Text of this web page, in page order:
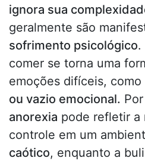
ignora sua
geralmente são
sofrimento psicológico.
comer se torna uma
emoções difíceis, como
ou vazio emocional.
anorexia pode refletir a
controle em um
caótico, enquanto a